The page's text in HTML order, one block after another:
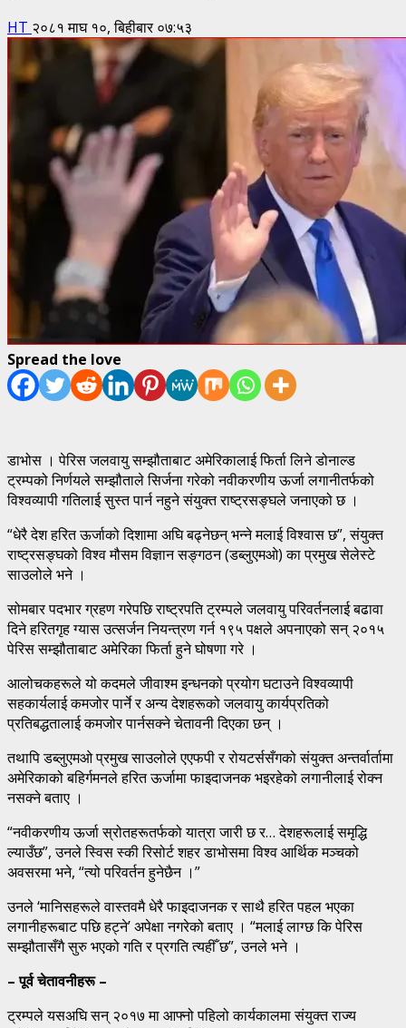
HT २०८१ माघ १०, बिहीबार ०७:५३
Spread the love
डाभोस । पेरिस जलवायु सम्झौताबाट अमेरिकालाई फिर्ता लिने डोनाल्ड
ट्रम्पको निर्णयले सम्झौताले सिर्जना गरेको नवीकरणीय ऊर्जा लगानीतर्फको
विश्वव्यापी गतिलाई सुस्त पार्न नहुने संयुक्त राष्ट्रसङ्घले जनाएको छ ।
“धेरै देश हरित ऊर्जाको दिशामा अघि बढ्नेछन् भन्ने मलाई विश्वास छ”, संयुक्त
राष्ट्रसङ्घको विश्व मौसम विज्ञान सङ्गठन (डब्लुएमओ) का प्रमुख सेलेस्टे
साउलोले भने ।
सोमबार पदभार ग्रहण गरेपछि राष्ट्रपति ट्रम्पले जलवायु परिवर्तनलाई बढावा
दिने हरितगृह ग्यास उत्सर्जन नियन्त्रण गर्न १९५ पक्षले अपनाएको सन् २०१५
पेरिस सम्झौताबाट अमेरिका फिर्ता हुने घोषणा गरे ।
आलोचकहरूले यो कदमले जीवाश्म इन्धनको प्रयोग घटाउने विश्वव्यापी
सहकार्यलाई कमजोर पार्ने र अन्य देशहरूको जलवायु कार्यप्रतिको
प्रतिबद्धतालाई कमजोर पार्नसक्ने चेतावनी दिएका छन् ।
तथापि डब्लुएमओ प्रमुख साउलोले एएफपी र रोयटर्ससँगको संयुक्त अन्तर्वार्तामा
अमेरिकाको बहिर्गमनले हरित ऊर्जामा फाइदाजनक भइरहेको लगानीलाई रोक्न
नसक्ने बताए ।
“नवीकरणीय ऊर्जा स्रोतहरूतर्फको यात्रा जारी छ र… देशहरूलाई समृद्धि
ल्याउँछ”, उनले स्विस स्की रिसोर्ट शहर डाभोसमा विश्व आर्थिक मञ्चको
अवसरमा भने, “त्यो परिवर्तन हुनेछैन ।”
उनले ‘मानिसहरूले वास्तवमै धेरै फाइदाजनक र साथै हरित पहल भएका
लगानीहरूबाट पछि हट्ने’ अपेक्षा नगरेको बताए । “मलाई लाग्छ कि पेरिस
सम्झौतासँगै सुरु भएको गति र प्रगति त्यहीँ छ”, उनले भने ।
– पूर्व चेतावनीहरू –
ट्रम्पले यसअघि सन् २०१७ मा आफ्नो पहिलो कार्यकालमा संयुक्त राज्य